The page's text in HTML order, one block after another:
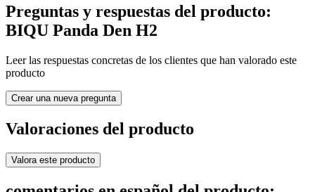
Preguntas y respuestas del producto:
BIQU Panda Den H2
Leer las respuestas concretas de los clientes que han valorado este
producto
Crear una nueva pregunta
Valoraciones del producto
Valora este producto